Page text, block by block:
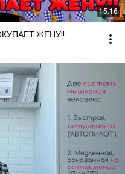
15:16
ЖЕНУ!!